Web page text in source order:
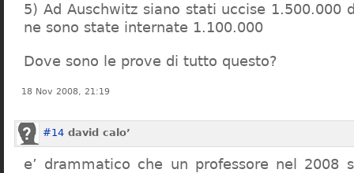
5) Ad Auschwitz siano stati uccise 1.500.000
ne sono state internate 1.100.000
Dove sono le prove di tutto questo?
18 Nov 2008, 21:19
#14 david calo’
e’ drammatico che un professore nel 2008